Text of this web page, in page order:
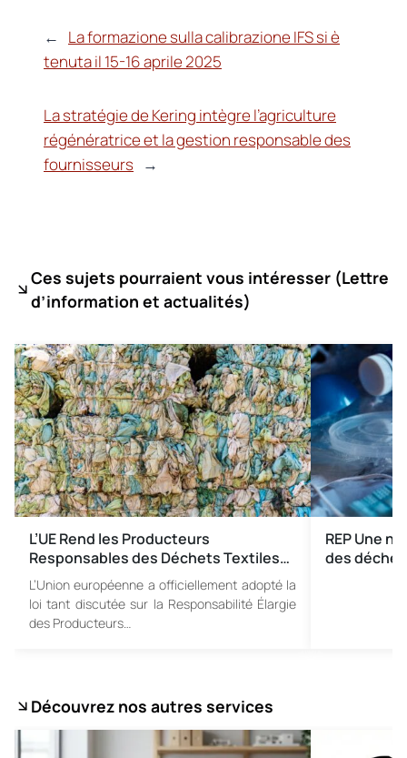
←
La formazione sulla calibrazione IFS si è
tenuta il 15-16 aprile 2025
La stratégie de Kering intègre l’agriculture
régénératrice et la gestion responsable des
fournisseurs →
Ces sujets pourraient vous intéresser (Lettre
d’information et actualités)
L’UE Rend les Producteurs
Responsables des Déchets Textiles…
L’Union européenne a officiellement adopté la
loi tant discutée sur la Responsabilité Élargie
des Producteurs…
REP Une
des
Découvrez nos autres services